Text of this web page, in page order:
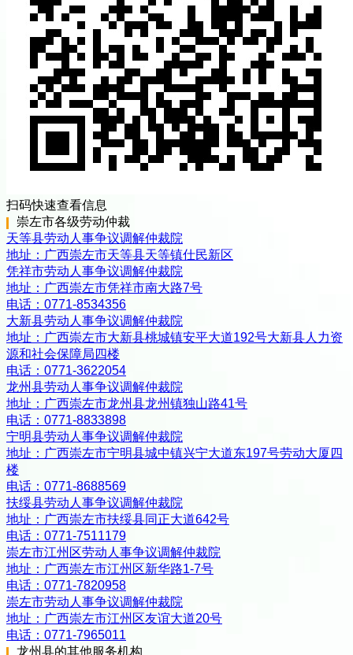
扫码快速查看信息
崇左市各级劳动仲裁
天等县劳动人事争议调解仲裁院
地址： 广西崇左市天等县天等镇仕民新区
凭祥市劳动人事争议调解仲裁院
地址： 广西崇左市凭祥市南大路7号
电话： 0771-8534356
大新县劳动人事争议调解仲裁院
地址： 广西崇左市大新县桃城镇安平大道192号大新县人力资
源和社会保障局四楼
电话： 0771-3622054
龙州县劳动人事争议调解仲裁院
地址： 广西崇左市龙州县龙州镇独山路41号
电话： 0771-8833898
宁明县劳动人事争议调解仲裁院
地址： 广西崇左市宁明县城中镇兴宁大道东197号劳动大厦四
楼
电话： 0771-8688569
扶绥县劳动人事争议调解仲裁院
地址： 广西崇左市扶绥县同正大道642号
电话： 0771-7511179
崇左市江州区劳动人事争议调解仲裁院
地址： 广西崇左市江州区新华路1-7号
电话： 0771-7820958
崇左市劳动人事争议调解仲裁院
地址： 广西崇左市江州区友谊大道20号
电话： 0771-7965011
龙州县的其他服务机构